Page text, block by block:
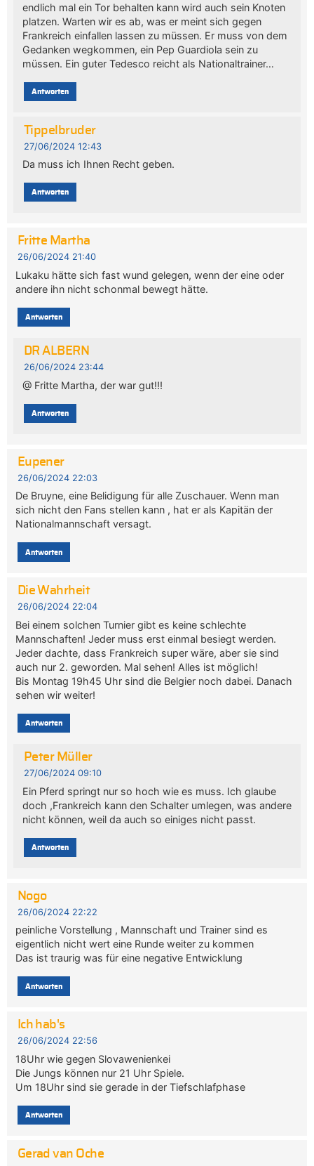
endlich mal ein Tor behalten kann wird auch sein Knoten
platzen. Warten wir es ab, was er meint sich gegen
Frankreich einfallen lassen zu müssen. Er muss von dem
Gedanken wegkommen, ein Pep Guardiola sein zu
müssen. Ein guter Tedesco reicht als Nationaltrainer…
Antworten
Tippelbruder
27/06/2024 12:43
Da muss ich Ihnen Recht geben.
Antworten
Fritte Martha
26/06/2024 21:40
Lukaku hätte sich fast wund gelegen, wenn der eine oder
andere ihn nicht schonmal bewegt hätte.
Antworten
DR ALBERN
26/06/2024 23:44
@ Fritte Martha, der war gut!!!
Antworten
Eupener
26/06/2024 22:03
De Bruyne, eine Belidigung für alle Zuschauer. Wenn man
sich nicht den Fans stellen kann , hat er als Kapitän der
Nationalmannschaft versagt.
Antworten
Die Wahrheit
26/06/2024 22:04
Bei einem solchen Turnier gibt es keine schlechte
Mannschaften! Jeder muss erst einmal besiegt werden.
Jeder dachte, dass Frankreich super wäre, aber sie sind
auch nur 2. geworden. Mal sehen! Alles ist möglich!
Bis Montag 19h45 Uhr sind die Belgier noch dabei. Danach
sehen wir weiter!
Antworten
Peter Müller
27/06/2024 09:10
Ein Pferd springt nur so hoch wie es muss. Ich glaube
doch ,Frankreich kann den Schalter umlegen, was andere
nicht können, weil da auch so einiges nicht passt.
Antworten
Nogo
26/06/2024 22:22
peinliche Vorstellung , Mannschaft und Trainer sind es
eigentlich nicht wert eine Runde weiter zu kommen
Das ist traurig was für eine negative Entwicklung
Antworten
Ich hab's
26/06/2024 22:56
18Uhr wie gegen Slovawenienkei
Die Jungs können nur 21 Uhr Spiele.
Um 18Uhr sind sie gerade in der Tiefschlafphase
Antworten
Gerad van Oche